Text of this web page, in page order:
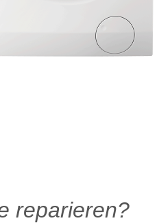
reparieren?